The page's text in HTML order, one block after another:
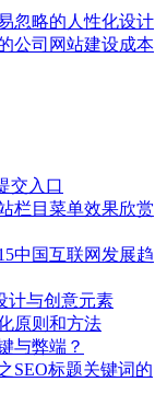
忽略的人性化设计
公司网站建设成本
交入口
栏目菜单效果欣赏
中国互联网发展趋
计与创意元素
原则和方法
与弊端？
SEO标题关键词的